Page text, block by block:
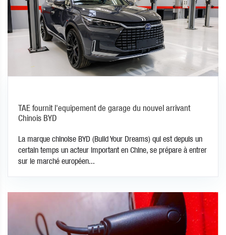
TAE fournit l'equipement de garage du nouvel arrivant
Chinois BYD
La marque chinoise BYD (Build Your Dreams) qui est depuis un
certain temps un acteur important en Chine, se prépare à entrer
sur le marché européen...